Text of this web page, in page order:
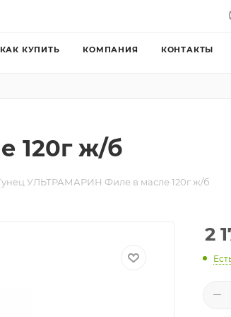
КАК КУПИТЬ КОМПАНИЯ КОНТАКТЫ
120г ж/б
УЛЬТРАМАРИН Филе в масле 120г ж/б
2